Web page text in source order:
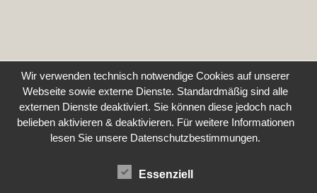
Wir verwenden technisch notwendige Cookies auf unserer
Webseite sowie externe Dienste. Standardmäßig sind alle
externen Dienste deaktiviert. Sie können diese jedoch nach
belieben aktivieren & deaktivieren. Für weitere Informationen
lesen Sie unsere Datenschutzbestimmungen.
Essenziell